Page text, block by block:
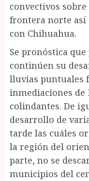
convectivos
frontera norte
con Chihuahua.
Se pronóstica
continúen su
lluvias puntuales
inmediaciones de
colindantes. De
desarrollo de
tarde las cuáles
la región del
parte, no se
municipios del